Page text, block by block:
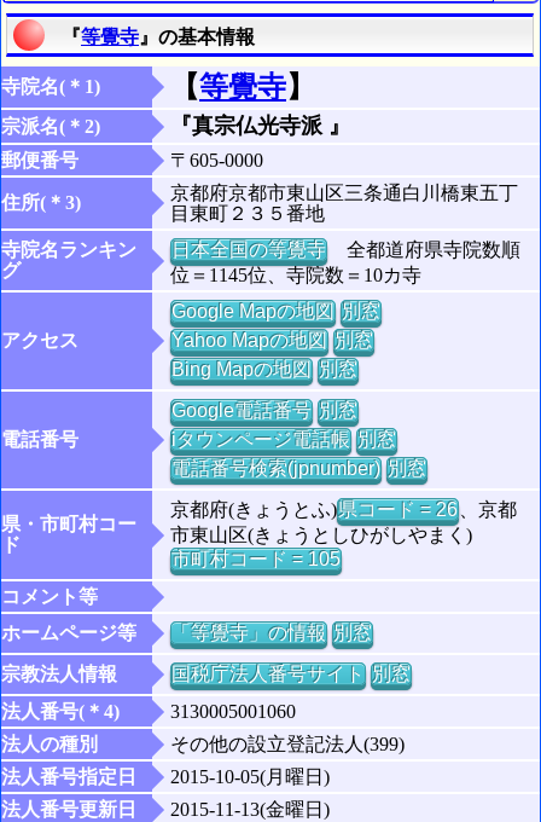
『等覺寺 』の基本情報
寺院名(＊1) 【等覺寺】
宗派名(＊2) 『真宗仏光寺派 』
郵便番号 〒605-0000
住所(＊3)
京都府京都市東山区三条通白川橋東五丁
目東町２３５番地
寺院名ランキン
グ
日本全国の等覺寺全都道府県寺院数順
位＝1145位、寺院数＝10カ寺
アクセス
Google Mapの地図 別窓
Yahoo Mapの地図 別窓
Bing Mapの地図 別窓
電話番号
Google電話番号 別窓
iタウンページ電話帳 別窓
電話番号検索(jpnumber) 別窓
県・市町村コー
ド
京都府(きょうとふ)県コード = 26、京都
市東山区(きょうとしひがしやまく)
市町村コード = 105
コメント等
ホームページ等
「等覺寺」の情報 別窓
宗教法人情報
国税庁法人番号サイト 別窓
法人番号(＊4)
3130005001060
法人の種別
その他の設立登記法人(399)
法人番号指定日
2015-10-05(月曜日)
法人番号更新日
2015-11-13(金曜日)